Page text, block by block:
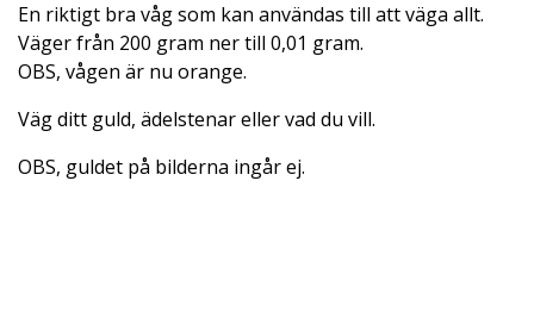
En riktigt bra våg som kan användas till att väga allt.
Väger från 200 gram ner till 0,01 gram.
OBS, vågen är nu orange.
Väg ditt guld, ädelstenar eller vad du vill.
OBS, guldet på bilderna ingår ej.